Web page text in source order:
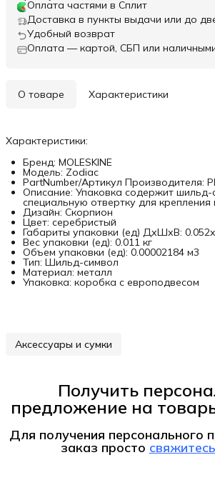
Оплата частями в Сплит
Доставка в пункты выдачи или до
Удобный возврат
Оплата — картой, СБП или
О товаре Характеристики
Характеристики:
Бренд: MOLESKINE
Модель: Zodiac
PartNumber/Артикул Производителя:
Описание: Упаковка содержит шильд-
специальную отвертку для крепления
Дизайн: Скорпион
Цвет: серебристый
Габариты упаковки (ед) ДхШхВ:
Вес упаковки (ед): 0.011 кг
Объем упаковки (ед): 0.00002184 м3
Тип: Шильд-символ
Материал: металл
Упаковка: коробка с европодвесом
Аксессуары и сумки
Получить
предложение на
Для получения персонального
заказ просто